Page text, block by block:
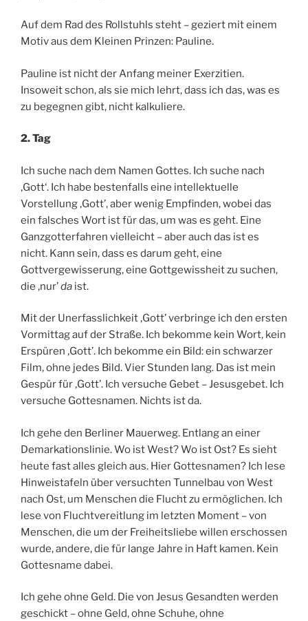
Auf dem Rad des Rollstuhls steht – geziert mit einem
Motiv aus dem Kleinen Prinzen: Pauline.
Pauline ist nicht der Anfang meiner Exerzitien.
Insoweit schon, als sie mich lehrt, dass ich das, was es
zu begegnen gibt, nicht kalkuliere.
2. Tag
Ich suche nach dem Namen Gottes. Ich suche nach
‚Gott‘. Ich habe bestenfalls eine intellektuelle
Vorstellung ‚Gott’, aber wenig Empfinden, wobei das
ein falsches Wort ist für das, um was es geht. Eine
Ganzgotterfahren vielleicht – aber auch das ist es
nicht. Kann sein, dass es darum geht, eine
Gottvergewisserung, eine Gottgewissheit zu suchen,
die ‚nur’da ist.
Mit der Unerfasslichkeit ‚Gott’ verbringe ich den ersten
Vormittag auf der Straße. Ich bekomme kein Wort, kein
Erspüren ‚Gott’. Ich bekomme ein Bild: ein schwarzer
Film, ohne jedes Bild. Vier Stunden lang. Das ist mein
Gespür für ‚Gott’. Ich versuche Gebet – Jesusgebet. Ich
versuche Gottesnamen. Nichts ist da.
Ich gehe den Berliner Mauerweg. Entlang an einer
Demarkationslinie. Wo ist West? Wo ist Ost? Es sieht
heute fast alles gleich aus. Hier Gottesnamen? Ich lese
Hinweistafeln über versuchten Tunnelbau von West
nach Ost, um Menschen die Flucht zu ermöglichen. Ich
lese von Fluchtvereitlung im letzten Moment – von
Menschen, die um der Freiheitsliebe willen erschossen
wurde, andere, die für lange Jahre in Haft kamen. Kein
Gottesname dabei.
Ich gehe ohne Geld. Die von Jesus Gesandten werden
geschickt – ohne Geld, ohne Schuhe, ohne